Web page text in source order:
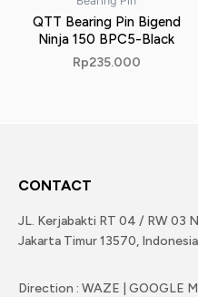
QTT Bearing Pin Bigend
Ninja 150 BPC5-Black
Rp235.000
CONTACT
JL. Kerjabakti RT 04 / RW 03
Jakarta Timur 13570, Indonesia
Direction : WAZE | GOOGLE